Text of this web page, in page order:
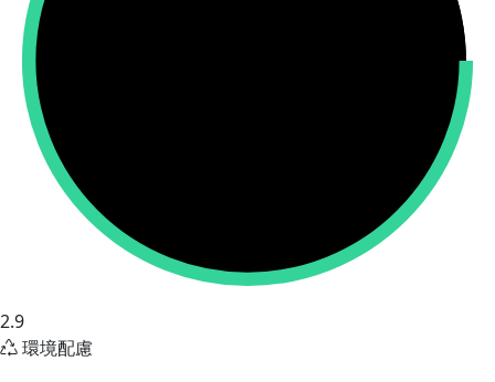
2.9
環境配慮